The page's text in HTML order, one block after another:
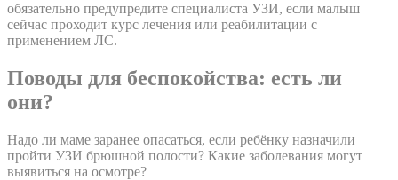
обязательно предупредите специалиста УЗИ, если малыш
сейчас проходит курс лечения или реабилитации с
применением ЛС.
Поводы для беспокойства: есть ли
они?
Надо ли маме заранее опасаться, если ребёнку назначили
пройти УЗИ брюшной полости? Какие заболевания могут
выявиться на осмотре?